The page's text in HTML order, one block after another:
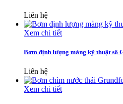
Liên hệ
Xem chi tiết
Bơm định lượng màng kỹ thuật số
Liên hệ
Xem chi tiết